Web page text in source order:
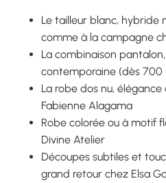
Le tailleur blanc,
comme à la campagne
La combinaison
contemporaine (dès 700
La robe dos nu, élégance
Fabienne Alagama
Robe colorée ou à motif
Divine Atelier
Découpes subtiles et
grand retour chez Elsa